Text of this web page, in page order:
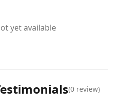
yet available
(0 review)